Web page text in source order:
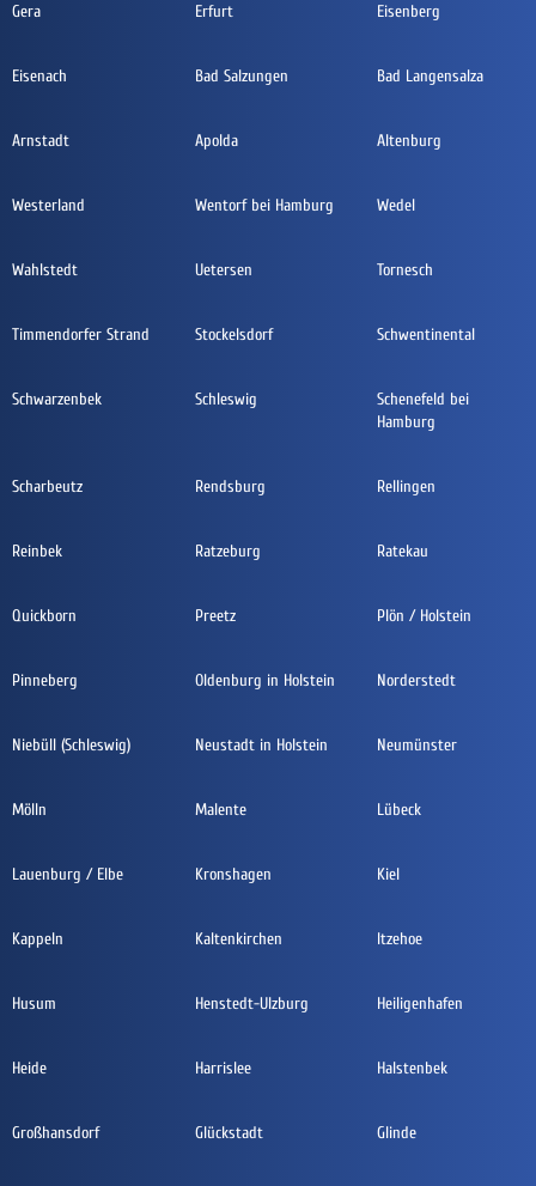
Gera Erfurt Eisenberg
Eisenach Bad Salzungen Bad Langensalza
Arnstadt Apolda Altenburg
Westerland Wentorf bei Hamburg Wedel
Wahlstedt Uetersen Tornesch
Timmendorfer Strand Stockelsdorf Schwentinental
Schwarzenbek Schleswig
Schenefeld bei
Hamburg
Scharbeutz Rendsburg Rellingen
Reinbek Ratzeburg Ratekau
Quickborn Preetz Plön / Holstein
Pinneberg Oldenburg in Holstein Norderstedt
Niebüll (Schleswig) Neustadt in Holstein Neumünster
Mölln Malente Lübeck
Lauenburg / Elbe Kronshagen Kiel
Kappeln Kaltenkirchen Itzehoe
Husum Henstedt-Ulzburg Heiligenhafen
Heide Harrislee Halstenbek
Großhansdorf Glückstadt Glinde